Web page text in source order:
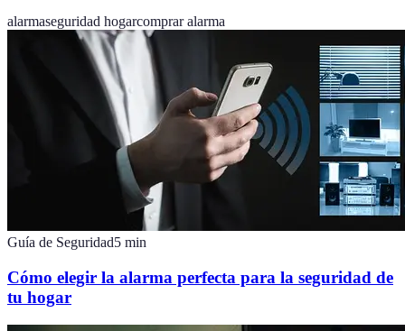
alarmaseguridad hogarcomprar alarma
Guía de Seguridad5 min
Cómo elegir la alarma perfecta para la seguridad de
tu hogar